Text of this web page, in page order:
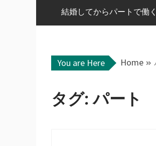
結婚してからパートで働
You are Here Home
タグ:パート